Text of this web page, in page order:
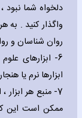
دلخواه شما نبود
واگذار کنید . به
روان شناسان و
6- ابزارهای
ابزارها نرم یا
7- منبع هر
ممکن است این